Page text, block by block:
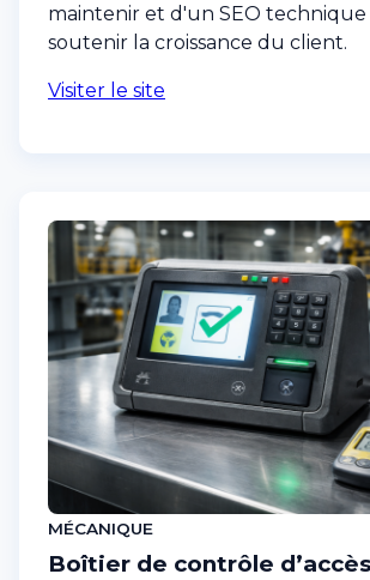
maintenir et d'un SEO
soutenir la croissance du client.
Visiter le site
MÉCANIQUE
Boîtier de contrôle d’accès